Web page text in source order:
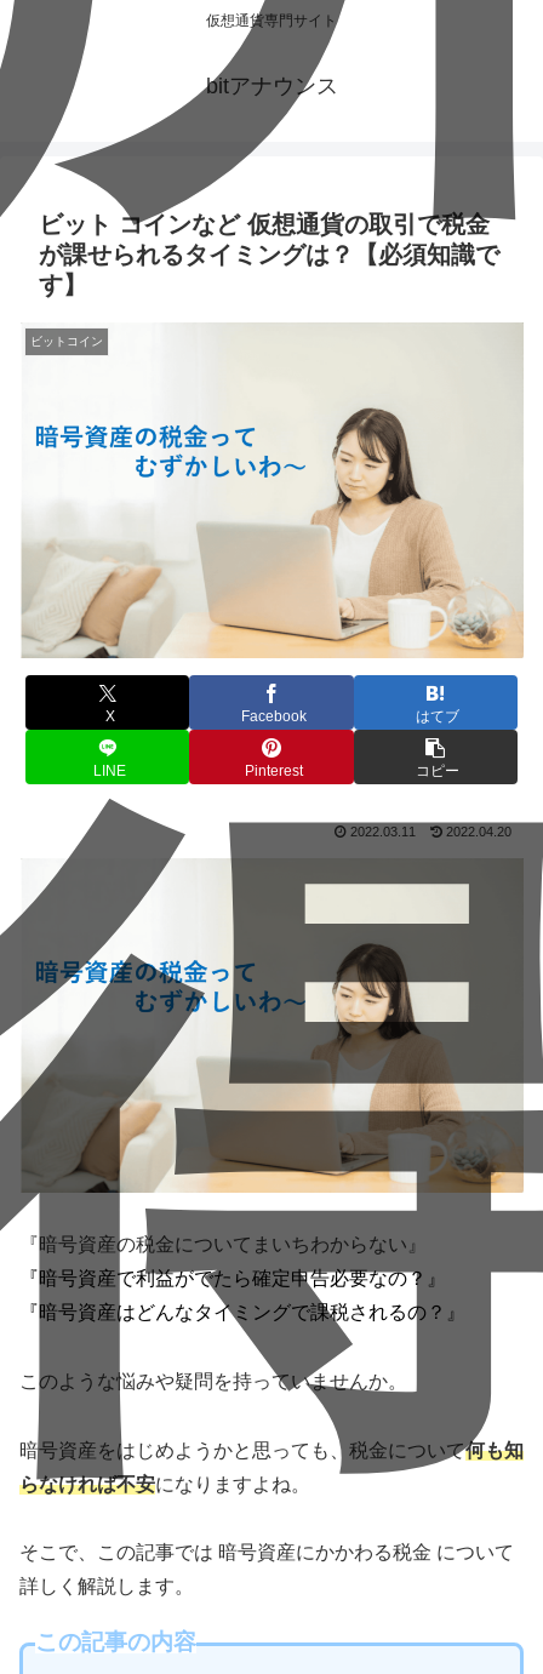
仮想通貨専門サイト
bitアナウンス
ビット コインなど 仮想通貨の取引で税金
が課せられるタイミングは？【必須知識で
す】
ビットコイン
X Facebook はてブ
LINE Pinterest コピー
2022.03.11 2022.04.20
『暗号資産の税金についてまいちわからない』
『暗号資産で利益がでたら確定申告必要なの？』
『暗号資産はどんなタイミングで課税されるの？』
このような悩みや疑問を持っていませんか。
暗号資産をはじめようかと思っても、税金について何も知
らなければ不安になりますよね。
そこで、この記事では 暗号資産にかかわる税金 について
詳しく解説します。
この記事の内容